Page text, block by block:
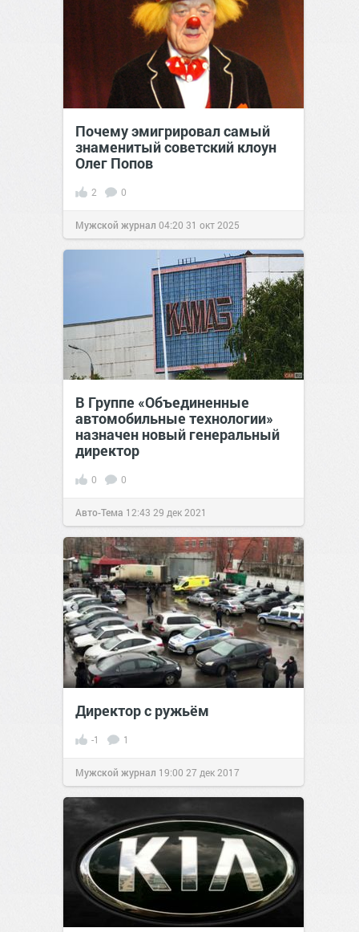
Почему эмигрировал самый
знаменитый советский клоун
Олег Попов
2 0
Мужской журнал 04:20 31 окт 2025
В Группе «Объединенные
автомобильные технологии»
назначен новый генеральный
директор
0 0
Авто-Тема 12:43 29 дек 2021
Директор с ружьём
-1 1
Мужской журнал 19:00 27 дек 2017